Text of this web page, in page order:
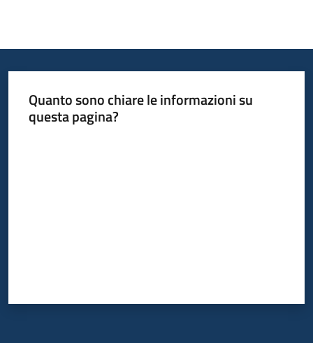
Quanto sono chiare le informazioni su
questa pagina?